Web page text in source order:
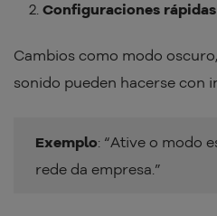
Configuraciones
Cambios como modo
sonido pueden hacerse con
Exemplo: “Ative o modo
rede da empresa.”